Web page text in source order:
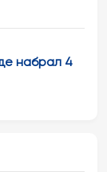
набрал 4